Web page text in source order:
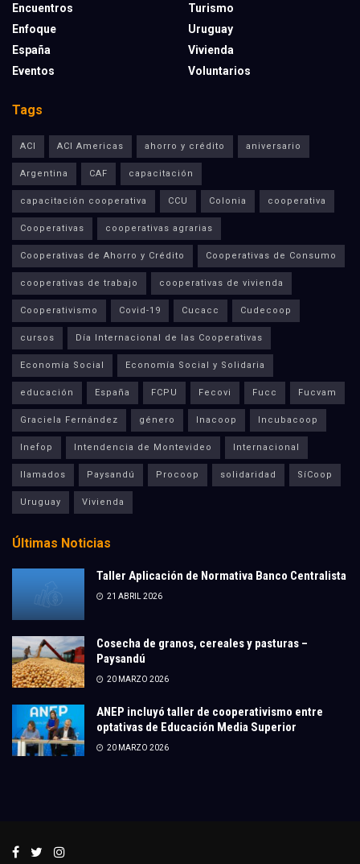
Encuentros
Enfoque
España
Eventos
Turismo
Uruguay
Vivienda
Voluntarios
Tags
ACI ACI Americas ahorro y crédito aniversario
Argentina CAF capacitación
capacitación cooperativa CCU Colonia cooperativa
Cooperativas cooperativas agrarias
Cooperativas de Ahorro y Crédito Cooperativas de Consumo
cooperativas de trabajo cooperativas de vivienda
Cooperativismo Covid-19 Cucacc Cudecoop
cursos Día Internacional de las Cooperativas
Economía Social Economía Social y Solidaria
educación España FCPU Fecovi Fucc Fucvam
Graciela Fernández género Inacoop Incubacoop
Inefop Intendencia de Montevideo Internacional
llamados Paysandú Procoop solidaridad SíCoop
Uruguay Vivienda
Últimas Noticias
Taller Aplicación de Normativa Banco Centralista
21 ABRIL 2026
Cosecha de granos, cereales y pasturas –
Paysandú
20 MARZO 2026
ANEP incluyó taller de cooperativismo entre
optativas de Educación Media Superior
20 MARZO 2026